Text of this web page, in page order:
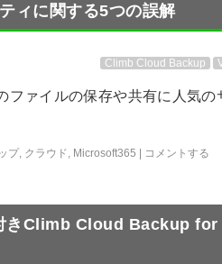
ィに関する5つの誤解
Climb Cloud Backup
ファイルの保存や共有に人気
プ, クラウド, Microsoft365 | コメントする
きClimb Cloud Backup